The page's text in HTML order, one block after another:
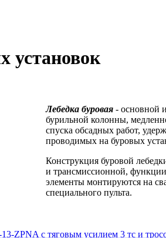
установок
Лебедка буровая - основной
бурильной колонны,
спуска обсадных работ,
проводимых на буровых
Конструкция буровой
и трансмиссионной,
элементы монтируются на
специального пульта.